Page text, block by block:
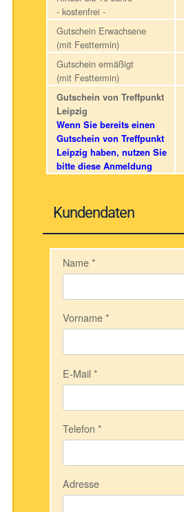
- kostenfrei -
Gutschein Erwachsene
(mit Festtermin)
Gutschein ermäßigt
(mit Festtermin)
Gutschein von Treffpunkt
Leipzig
Wenn Sie bereits einen
Gutschein von Treffpunkt
Leipzig haben, nutzen Sie
bitte diese Anmeldung
Kundendaten
Name*
Vorname*
E-Mail*
Telefon *
Adresse